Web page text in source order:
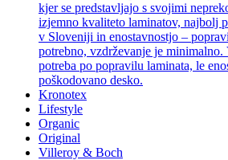
kjer se predstavljajo s svojimi
izjemno kvaliteto laminatov, najbolj
v Sloveniji in enostavnostjo –
potrebno, vzdrževanje je
potreba po popravilu laminata, le
poškodovano desko.
Kronotex
Lifestyle
Organic
Original
Villeroy & Boch